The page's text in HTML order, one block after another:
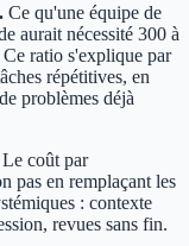
Ce qu'une équipe de
aurait nécessité 300 à
ratio s'explique par
répétitives, en
problèmes déjà
Le coût par
pas en remplaçant les
: contexte
revues sans fin.